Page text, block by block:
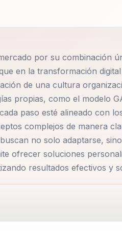
Innovación,
de marketing y Magister en
and Digital
senior en transformación
de Marketing en la
durante los cuales ha
de diversas metodologías
la creación del modelo de
a guiar a las
alineado con los...
por su combinación
en la transformación
de una cultura
propias, como el modelo
paso esté alineado con
complejos de manera
no solo adaptarse,
ofrecer soluciones
resultados efectivos y